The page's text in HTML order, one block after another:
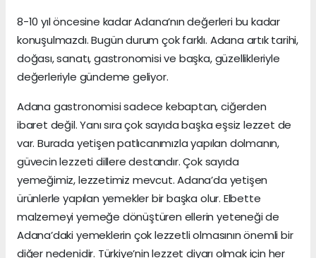
8-10 yıl öncesine kadar Adana’nın değerleri bu kadar
konuşulmazdı. Bugün durum çok farklı. Adana artık tarihi,
doğası, sanatı, gastronomisi ve başka, güzellikleriyle
değerleriyle gündeme geliyor.
Adana gastronomisi sadece kebaptan, ciğerden
ibaret değil. Yanı sıra çok sayıda başka eşsiz lezzet de
var. Burada yetişen patlıcanımızla yapılan dolmanın,
güvecin lezzeti dillere destandır. Çok sayıda
yemeğimiz, lezzetimiz mevcut. Adana’da yetişen
ürünlerle yapılan yemekler bir başka olur. Elbette
malzemeyi yemeğe dönüştüren ellerin yeteneği de
Adana’daki yemeklerin çok lezzetli olmasının önemli bir
diğer nedenidir. Türkiye’nin lezzet diyarı olmak için her